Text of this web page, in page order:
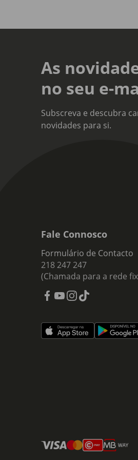
As
no seu e-
Subscreva e descubra
novidades para si.
Fale Connosco
Formulário de Contacto
218 247 247
(Chamada para a rede